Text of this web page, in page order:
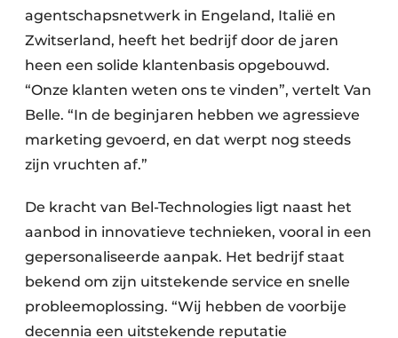
agentschapsnetwerk in Engeland, Italië en
Zwitserland, heeft het bedrijf door de jaren
heen een solide klantenbasis opgebouwd.
“Onze klanten weten ons te vinden”, vertelt Van
Belle. “In de beginjaren hebben we agressieve
marketing gevoerd, en dat werpt nog steeds
zijn vruchten af.”
De kracht van Bel-Technologies ligt naast het
aanbod in innovatieve technieken, vooral in een
gepersonaliseerde aanpak. Het bedrijf staat
bekend om zijn uitstekende service en snelle
probleemoplossing. “Wij hebben de voorbije
decennia een uitstekende reputatie